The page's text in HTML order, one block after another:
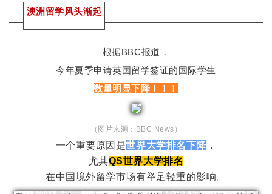
澳洲留学风头渐起
根据BBC报道，
今年夏季申请英国留学签证的国际学生
数量明显下降！！！
（图片来源：BBC News）
一个重要原因是世界大学排名下降 ，
尤其QS世界大学排名
在中国境外留学市场有举足轻重的影响。